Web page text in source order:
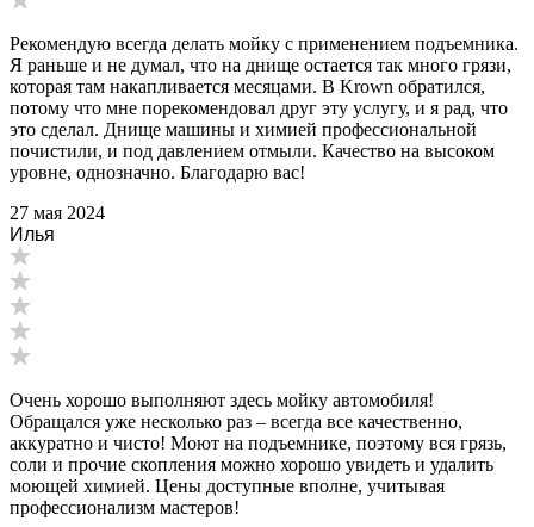
Рекомендую всегда делать мойку с применением подъемника.
Я раньше и не думал, что на днище остается так много грязи,
которая там накапливается месяцами. В Krown обратился,
потому что мне порекомендовал друг эту услугу, и я рад, что
это сделал. Днище машины и химией профессиональной
почистили, и под давлением отмыли. Качество на высоком
уровне, однозначно. Благодарю вас!
27 мая 2024
Илья
Очень хорошо выполняют здесь мойку автомобиля!
Обращался уже несколько раз – всегда все качественно,
аккуратно и чисто! Моют на подъемнике, поэтому вся грязь,
соли и прочие скопления можно хорошо увидеть и удалить
моющей химией. Цены доступные вполне, учитывая
профессионализм мастеров!